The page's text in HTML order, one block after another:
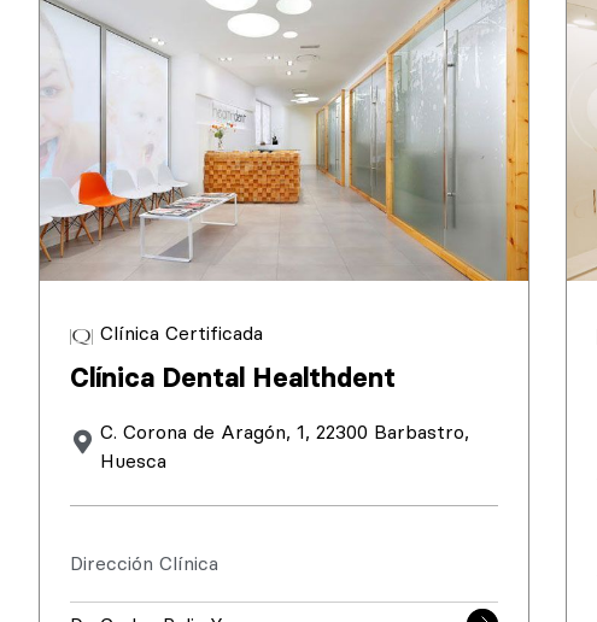
Clínica Certificada
Clínica Dental Healthdent
C. Corona de Aragón, 1, 22300 Barbastro,
Huesca
Dirección Clínica